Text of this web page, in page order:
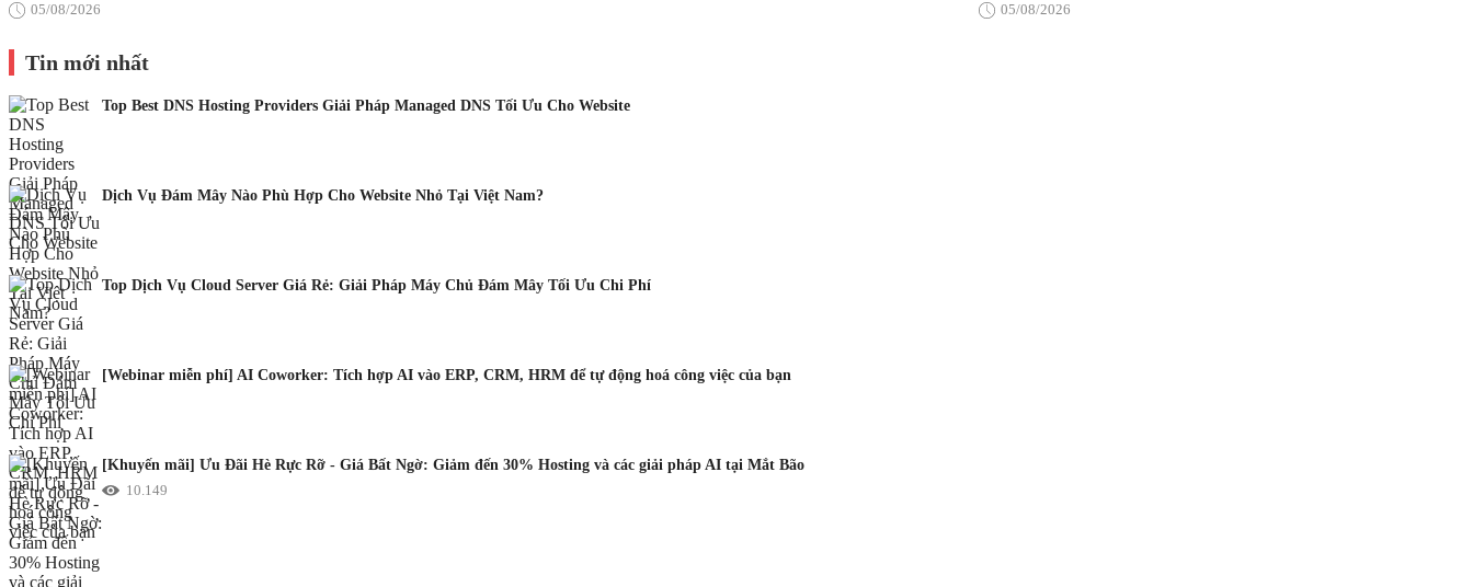
05/08/2026 05/08/2026
Tin mới nhất
Top Best DNS Hosting Providers Giải Pháp Managed DNS Tối Ưu Cho Website
Dịch Vụ Đám Mây Nào Phù Hợp Cho Website Nhỏ Tại Việt Nam?
Top Dịch Vụ Cloud Server Giá Rẻ: Giải Pháp Máy Chủ Đám Mây Tối Ưu Chi Phí
[Webinar miễn phí] AI Coworker: Tích hợp AI vào ERP, CRM, HRM để tự động hoá công việc của bạn
[Khuyến mãi] Ưu Đãi Hè Rực Rỡ - Giá Bất Ngờ: Giảm đến 30% Hosting và các giải pháp AI tại Mắt Bão
10.149